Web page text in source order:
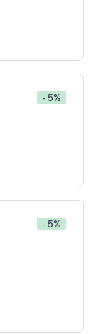
- 5%
- 5%